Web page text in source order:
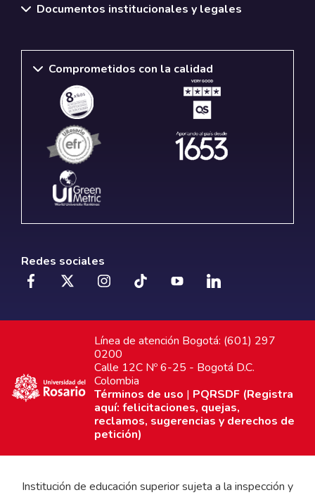
Documentos institucionales y legales
Comprometidos con la calidad
Redes sociales
Línea de atención Bogotá: (601) 297
0200
Calle 12C Nº 6-25 - Bogotá D.C.
Colombia
Términos de uso | PQRSDF (Registra
aquí: felicitaciones, quejas,
reclamos, sugerencias y derechos de
petición)
Institución de educación superior sujeta a la inspección y